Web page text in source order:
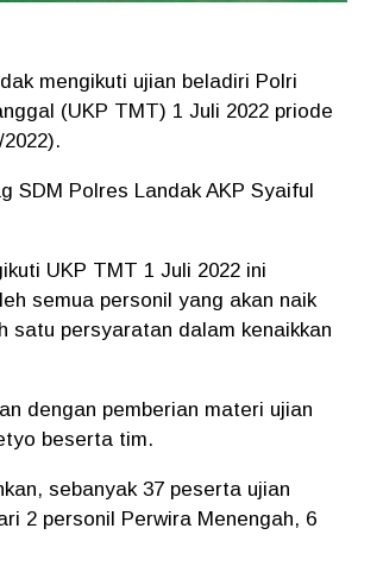
mengikuti ujian beladiri Polri
(UKP TMT) 1 Juli 2022 priode
SDM Polres Landak AKP Syaiful
UKP TMT 1 Juli 2022 ini
semua personil yang akan naik
satu persyaratan dalam kenaikkan
dengan pemberian materi ujian
beserta tim.
sebanyak 37 peserta ujian
2 personil Perwira Menengah, 6